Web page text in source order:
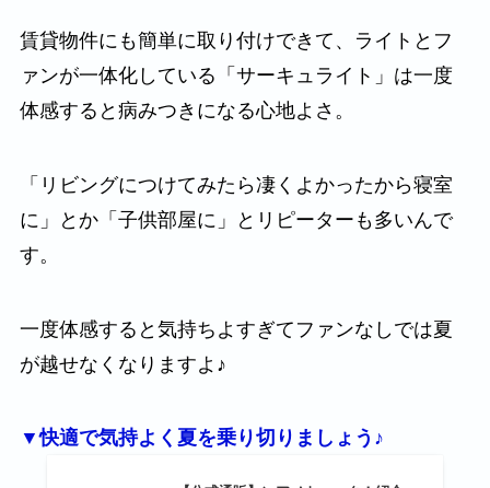
賃貸物件にも簡単に取り付けできて、ライトとフ
ァンが一体化している「サーキュライト」は一度
体感すると病みつきになる心地よさ。
「リビングにつけてみたら凄くよかったから寝室
に」とか「子供部屋に」とリピーターも多いんで
す。
一度体感すると気持ちよすぎてファンなしでは夏
が越せなくなりますよ♪
▼快適で気持よく夏を乗り切りましょう♪